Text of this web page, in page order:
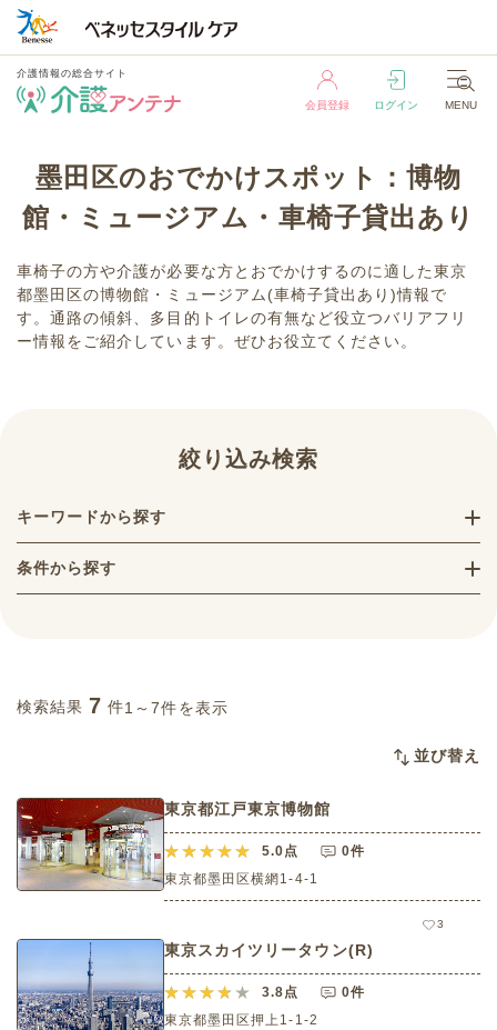
介護情報の総合サイト
会員登録 ログイン MENU
会員登録 ログイン MENU
墨田区のおでかけスポット：博物
館・ミュージアム・車椅子貸出あり
車椅子の方や介護が必要な方とおでかけするのに適した東京
都墨田区の博物館・ミュージアム(車椅子貸出あり)情報で
す。通路の傾斜、多目的トイレの有無など役立つバリアフリ
ー情報をご紹介しています。ぜひお役立てください。
絞り込み検索
キーワードから探す
条件から探す
検索結果 7 件1～7件を表示
並び替え
東京都江戸東京博物館
5.0点
0件
東京都墨田区横網1-4-1
3
東京スカイツリータウン(R)
3.8点
0件
東京都墨田区押上1-1-2